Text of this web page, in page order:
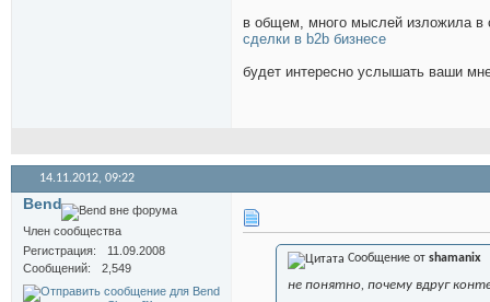
в общем, много мыслей изложила в
сделки в b2b бизнесе
будет интересно услышать ваши
14.11.2012, 09:22
Bend
Член сообщества
Регистрация
11.09.2008
Сообщений
2,549
Сообщение от shamanix
не понятно, почему вдруг